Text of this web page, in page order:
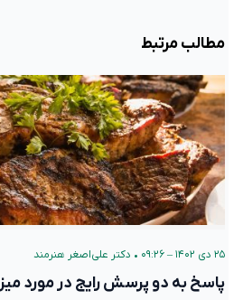
مطالب مرتبط
۲۵ دی ۱۴۰۲ – ۰۹:۲۶ • دکتر علی‌اصغر هنرمند
پاسخ به دو پرسش رایج در مورد